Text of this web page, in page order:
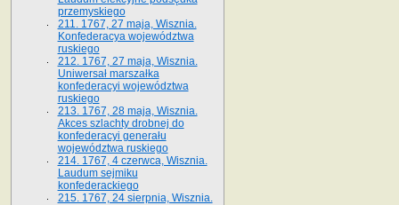
przemyskiego
211. 1767, 27 maja, Wisznia.
Konfederacya województwa
ruskiego
212. 1767, 27 maja, Wisznia.
Uniwersał marszałka
konfederacyi województwa
ruskiego
213. 1767, 28 maja, Wisznia.
Akces szlachty drobnej do
konfederacyi generału
województwa ruskiego
214. 1767, 4 czerwca, Wisznia.
Laudum sejmiku
konfederackiego
215. 1767, 24 sierpnia, Wisznia.